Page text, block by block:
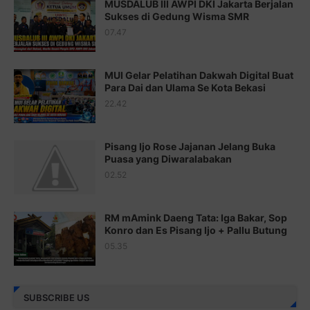
Juz 17 ⇨http://j.mp/2brHsFz
Juz 18 ⇨http://j.mp/2b8SCfc
Juz 19 ⇨http://j.mp/2bFSq95
Juz 20 ⇨http://j.mp/2brI1zc
Juz 21 ⇨http://j.mp/2b8VcBO
http://j.mp/2bFRxNP
http://j.mp/2brItxm
Juz 25 ⇨http://j.mp/2brImlf
Juz 26 ⇨http://j.mp/2bFRHF2
MUSDALUB III AWPI DKI Jakarta Berjalan
Sukses di Gedung Wisma SMR
07.47
MUI Gelar Pelatihan Dakwah Digital Buat
Para Dai dan Ulama Se Kota Bekasi
22.42
Pisang Ijo Rose Jajanan Jelang Buka
Puasa yang Diwaralabakan
02.52
RM mAmink Daeng Tata: Iga Bakar, Sop
Konro dan Es Pisang Ijo + Pallu Butung
05.35
SUBSCRIBE US